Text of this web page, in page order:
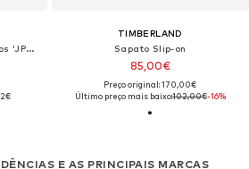
Perna larga Calças com vincos 'JPSTBill'
TIMBERLAND
Sapato Slip-on
85,00€
Preço original: 170,00€
Último preço mais baixo:102,00€-16%
E AS PRINCIPAIS MARCAS